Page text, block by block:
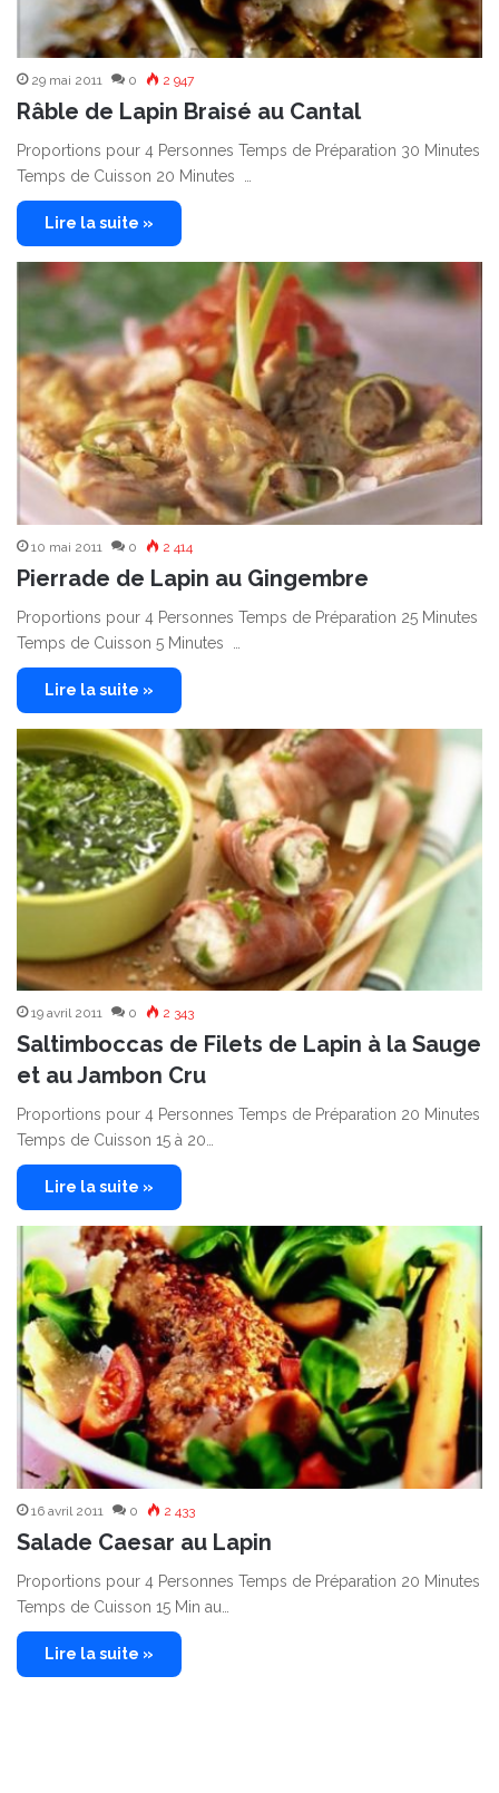
29 mai 2011 0 2 947
Râble de Lapin Braisé au Cantal
Proportions pour 4 Personnes Temps de Préparation 30 Minutes
Temps de Cuisson 20 Minutes …
Lire la suite »
10 mai 2011 0 2 414
Pierrade de Lapin au Gingembre
Proportions pour 4 Personnes Temps de Préparation 25 Minutes
Temps de Cuisson 5 Minutes …
Lire la suite »
19 avril 2011 0 2 343
Saltimboccas de Filets de Lapin à la Sauge
et au Jambon Cru
Proportions pour 4 Personnes Temps de Préparation 20 Minutes
Temps de Cuisson 15 à 20…
Lire la suite »
16 avril 2011 0 2 433
Salade Caesar au Lapin
Proportions pour 4 Personnes Temps de Préparation 20 Minutes
Temps de Cuisson 15 Min au…
Lire la suite »